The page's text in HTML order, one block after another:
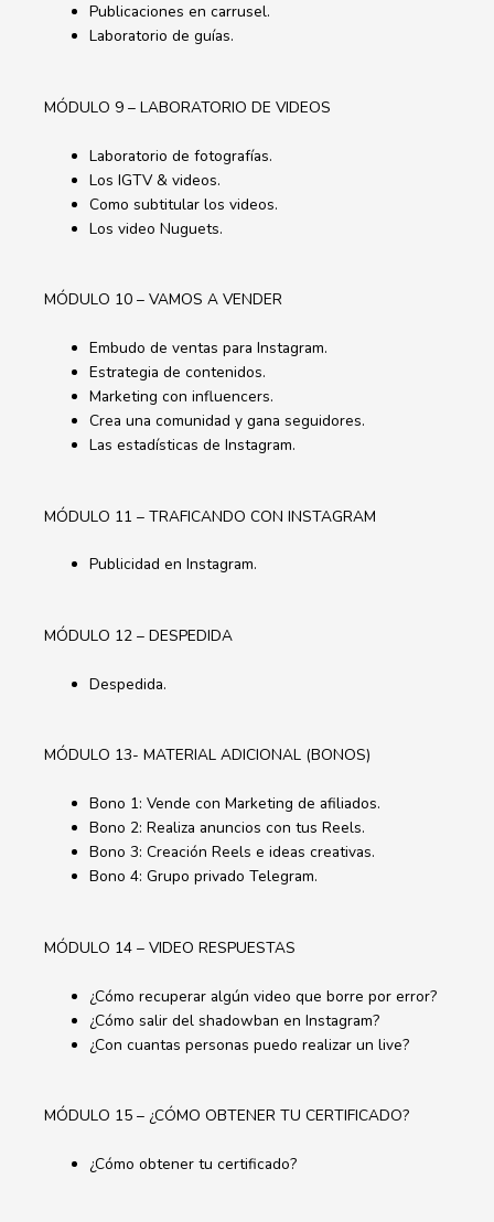
Publicaciones en carrusel.
Laboratorio de guías.
MÓDULO 9 – LABORATORIO DE VIDEOS
Laboratorio de fotografías.
Los IGTV & videos.
Como subtitular los videos.
Los video Nuguets.
MÓDULO 10 – VAMOS A VENDER
Embudo de ventas para Instagram.
Estrategia de contenidos.
Marketing con influencers.
Crea una comunidad y gana seguidores.
Las estadísticas de Instagram.
MÓDULO 11 – TRAFICANDO CON INSTAGRAM
Publicidad en Instagram.
MÓDULO 12 – DESPEDIDA
Despedida.
MÓDULO 13- MATERIAL ADICIONAL (BONOS)
Bono 1: Vende con Marketing de afiliados.
Bono 2: Realiza anuncios con tus Reels.
Bono 3: Creación Reels e ideas creativas.
Bono 4: Grupo privado Telegram.
MÓDULO 14 – VIDEO RESPUESTAS
¿Cómo recuperar algún video que borre por error?
¿Cómo salir del shadowban en Instagram?
¿Con cuantas personas puedo realizar un live?
MÓDULO 15 – ¿CÓMO OBTENER TU CERTIFICADO?
¿Cómo obtener tu certificado?